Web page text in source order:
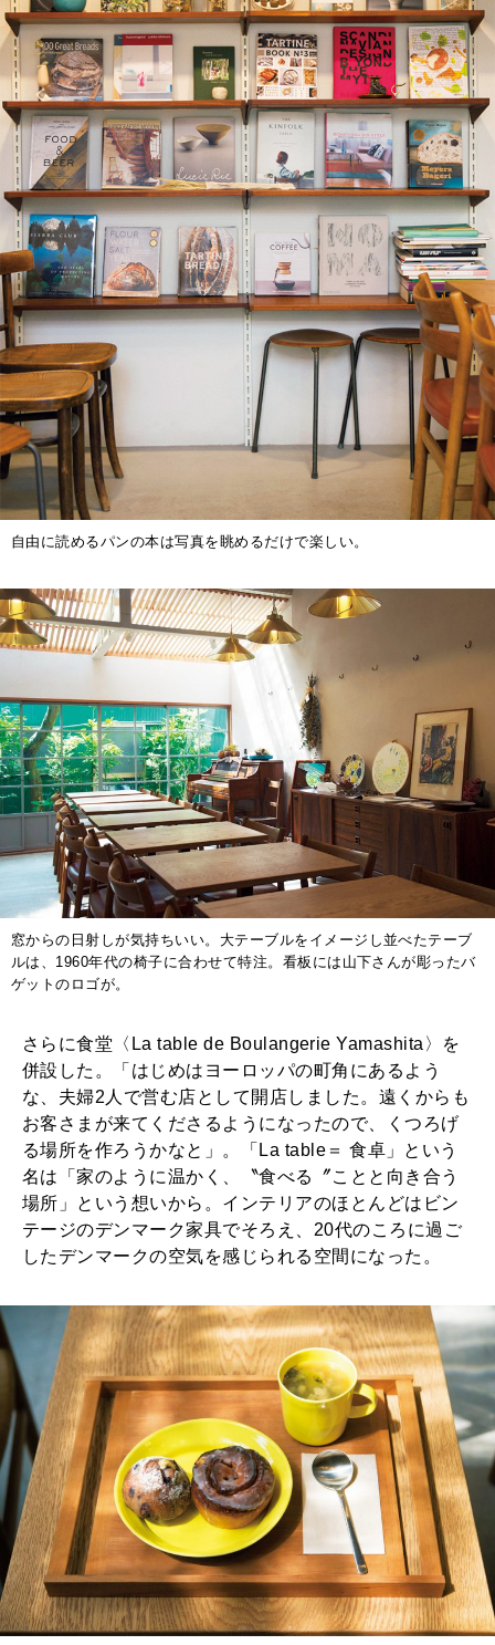
自由に読めるパンの本は写真を眺めるだけで楽しい。
窓からの日射しが気持ちいい。大テーブルをイメージし並べたテーブ
ルは、1960年代の椅子に合わせて特注。看板には山下さんが彫ったバ
ゲットのロゴが。
さらに食堂〈La table de Boulangerie Yamashita〉を
併設した。「はじめはヨーロッパの町角にあるよう
な、夫婦2人で営む店として開店しました。遠くからも
お客さまが来てくださるようになったので、くつろげ
る場所を作ろうかなと」。「La table＝ 食卓」という
名は「家のように温かく、〝食べる〞ことと向き合う
場所」という想いから。インテリアのほとんどはビン
テージのデンマーク家具でそろえ、20代のころに過ご
したデンマークの空気を感じられる空間になった。